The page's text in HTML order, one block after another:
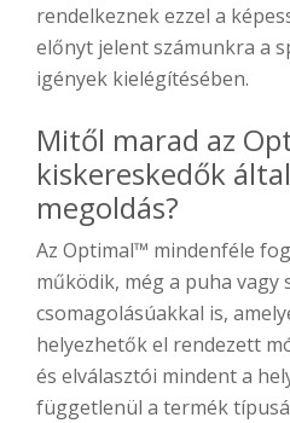
rendelkeznek ezzel a
előnyt jelent számunkra a
igények kielégítésében.
Mitől marad az
kiskereskedők
megoldás?
Az Optimal™ mindenféle
működik, még a puha vagy
csomagolásúakkal is,
helyezhetők el rendezett
és elválasztói mindent a
függetlenül a termék